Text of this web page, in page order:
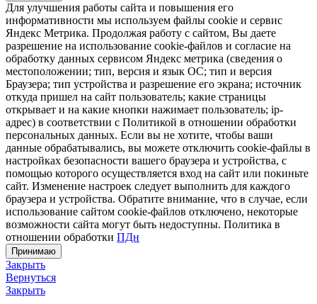
Для улучшения работы сайта и повышения его
информативности мы используем файлы cookie и сервис
Яндекс Метрика. Продолжая работу с сайтом, Вы даете
разрешение на использование cookie-файлов и согласие на
обработку данных сервисом Яндекс метрика (сведения о
местоположении; тип, версия и язык ОС; тип и версия
Браузера; тип устройства и разрешение его экрана; источник
откуда пришел на сайт пользователь; какие страницы
открывает и на какие кнопки нажимает пользователь; ip-
адрес) в соответствии с Политикой в отношении обработки
персональных данных. Если вы не хотите, чтобы ваши
данные обрабатывались, вы можете отключить cookie-файлы в
настройках безопасности вашего браузера и устройства, с
помощью которого осуществляется вход на сайт или покиньте
сайт. Изменение настроек следует выполнить для каждого
браузера и устройства. Обратите внимание, что в случае, если
использование сайтом cookie-файлов отключено, некоторые
возможности сайта могут быть недоступны. Политика в
отношении обработки ПДн
Принимаю
Закрыть
Вернуться
Закрыть